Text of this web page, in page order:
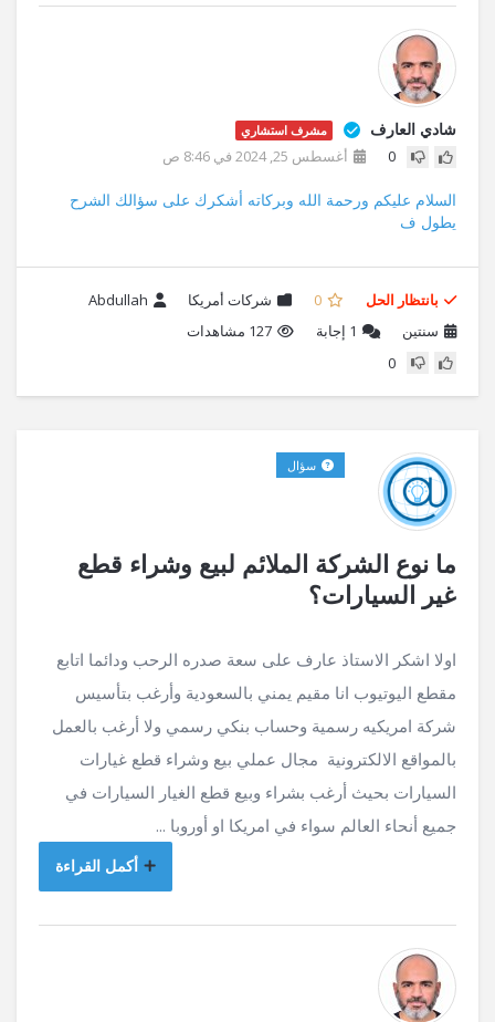
شادي العارف مشرف استشاري
0 أغسطس 25, 2024 في 8:46 ص
السلام عليكم ورحمة الله وبركاته أشكرك على سؤالك الشرح
يطول ف
بانتظار الحل 0 شركات أمريكا
Abdullah
سنتين
1 إجابة
127 مشاهدات
0
ما نوع الشركة الملائم لبيع وشراء قطع
غير السيارات؟
سؤال
اولا اشكر الاستاذ عارف على سعة صدره الرحب ودائما اتابع
مقطع اليوتيوب انا مقيم يمني بالسعودية وأرغب بتأسيس
شركة امريكيه رسمية وحساب بنكي رسمي ولا أرغب بالعمل
بالمواقع الالكترونية مجال عملي بيع وشراء قطع غيارات
السيارات بحيث أرغب بشراء وبيع قطع الغيار السيارات في
جميع أنحاء العالم سواء في امريكا او أوروبا ...
أكمل القراءة